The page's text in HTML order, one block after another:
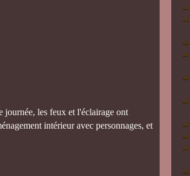
journée, les feux et l'éclairage ont
intérieur avec personnages, et